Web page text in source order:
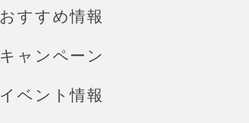
おすすめ情報
キャンペーン
イベント情報